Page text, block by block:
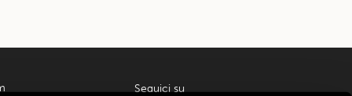
Seguici su